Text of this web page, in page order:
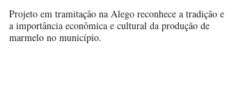
Projeto em tramitação na Alego reconhece a tradição e
a importância econômica e cultural da produção de
marmelo no município.